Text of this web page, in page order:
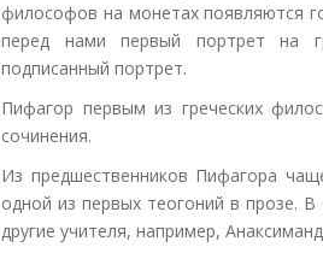
философов на монетах появляются
перед нами первый портрет на
подписанный портрет.
Пифагор первым из греческих
сочинения.
Из предшественников Пифагора
одной из первых теогоний в прозе.
другие учителя, например,